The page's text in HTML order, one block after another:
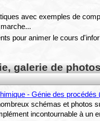
avec exemples de
pour animer le cours
galerie de
- Génie des procédés
schémas et photos
incontournable à un